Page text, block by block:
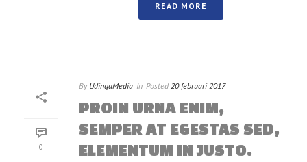
READ MORE
0
By UdingaMedia In Posted 20 februari 2017
PROIN URNA ENIM,
SEMPER AT EGESTAS SED,
ELEMENTUM IN JUSTO.